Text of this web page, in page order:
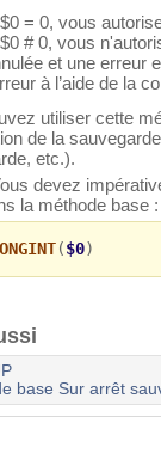
= 0, vous
# 0, vous
et une erreur
à l’aide de la
utiliser cette
de la
etc.).
devez
la méthode base :
($0)
base Sur arrêt